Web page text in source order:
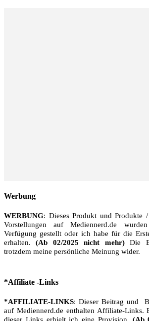
Werbung
WERBUNG: Dieses Produkt und Produkte
Vorstellungen auf Mediennerd.de
Verfügung gestellt oder ich habe für die
erhalten.(Ab 02/2025 nicht mehr)Die
trotzdem meine persönliche Meinung wider.
*Affiliate -Links
*AFFILIATE-LINKS: Dieser Beitrag und
auf Mediennerd.de enthalten Affiliate-Links.